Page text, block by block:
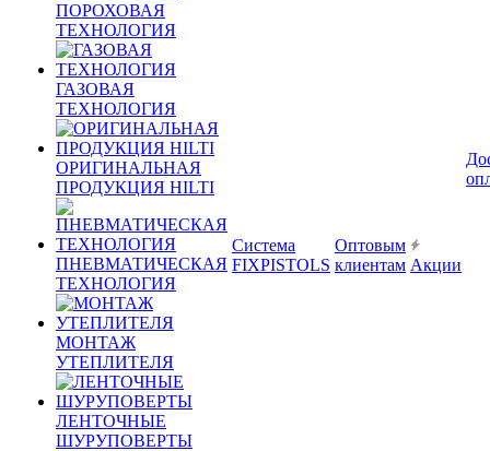
ПОРОХОВАЯ
ТЕХНОЛОГИЯ
ГАЗОВАЯ
ТЕХНОЛОГИЯ
ОРИГИНАЛЬНАЯ
ПРОДУКЦИЯ HILTI
ПНЕВМАТИЧЕСКАЯ
ТЕХНОЛОГИЯ
МОНТАЖ
УТЕПЛИТЕЛЯ
ЛЕНТОЧНЫЕ
ШУРУПОВЕРТЫ
Система
FIXPISTOLS
Оптовым
клиентам Акции